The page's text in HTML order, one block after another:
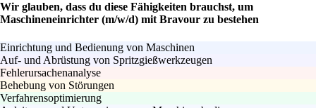
Wir glauben, dass du diese Fähigkeiten brauchst, um
Maschineneinrichter (m/w/d) mit Bravour zu bestehen
Einrichtung und Bedienung von Maschinen
Auf- und Abrüstung von Spritzgießwerkzeugen
Fehlerursachenanalyse
Behebung von Störungen
Verfahrensoptimierung